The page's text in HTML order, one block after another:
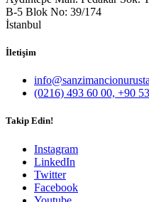
B-5 Blok No: 39/174
İstanbul
İletişim
(0216) 493 60 00, +90
Takip Edin!
Instagram
LinkedIn
Twitter
Facebook